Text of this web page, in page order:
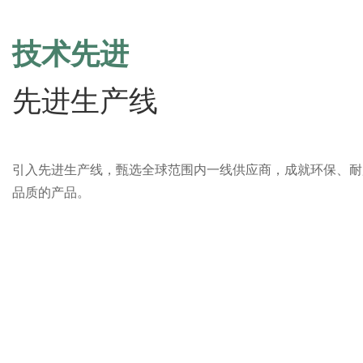
技术先进
先进生产线
引入先进生产线，甄选全球范围内一线供应商，成就环保、
品质的产品。